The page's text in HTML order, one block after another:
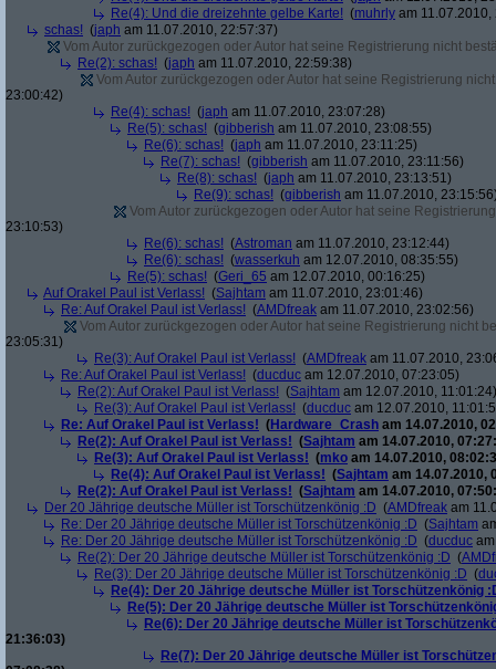
Re(4): Und die dreizehnte gelbe Karte! (muhrly am 11.07.2010,
schas! (japh am 11.07.2010, 22:57:37)
Vom Autor zurückgezogen oder Autor hat seine Registrierung nicht
Re(2): schas! (japh am 11.07.2010, 22:59:38)
Vom Autor zurückgezogen oder Autor hat seine Registrierung
23:00:42)
Re(4): schas! (japh am 11.07.2010, 23:07:28)
Re(5): schas! (gibberish am 11.07.2010, 23:08:55)
Re(6): schas! (japh am 11.07.2010, 23:11:25)
Re(7): schas! (gibberish am 11.07.2010, 23:11:56)
Re(8): schas! (japh am 11.07.2010, 23:13:51)
Re(9): schas! (gibberish am 11.07.2010,
Vom Autor zurückgezogen oder Autor hat seine
23:10:53)
Re(6): schas! (Astroman am 11.07.2010, 23:12:44)
Re(6): schas! (wasserkuh am 12.07.2010, 08:35:55)
Re(5): schas! (Geri_65 am 12.07.2010, 00:16:25)
Auf Orakel Paul ist Verlass! (Sajhtam am 11.07.2010, 23:01:46)
Re: Auf Orakel Paul ist Verlass! (AMDfreak am 11.07.2010, 23:02:56)
Vom Autor zurückgezogen oder Autor hat seine Registrierung nicht
23:05:31)
Re(3): Auf Orakel Paul ist Verlass! (AMDfreak am 11.07.2010,
Re: Auf Orakel Paul ist Verlass! (ducduc am 12.07.2010, 07:23:05)
Re(2): Auf Orakel Paul ist Verlass! (Sajhtam am 12.07.2010, 11:01:24)
Re(3): Auf Orakel Paul ist Verlass! (ducduc am 12.07.2010,
Re: Auf Orakel Paul ist Verlass! (Hardware_Crash am 14.07.2010,
Re(2): Auf Orakel Paul ist Verlass! (Sajhtam am 14.07.2010,
Re(3): Auf Orakel Paul ist Verlass! (mko am 14.07.2010,
Re(4): Auf Orakel Paul ist Verlass! (Sajhtam am 14.07.2010,
Re(2): Auf Orakel Paul ist Verlass! (Sajhtam am 14.07.2010,
Der 20 Jährige deutsche Müller ist Torschützenkönig :D (AMDfreak am
Re: Der 20 Jährige deutsche Müller ist Torschützenkönig :D (Sajhtam
Re: Der 20 Jährige deutsche Müller ist Torschützenkönig :D (ducduc
Re(2): Der 20 Jährige deutsche Müller ist Torschützenkönig :D (
Re(3): Der 20 Jährige deutsche Müller ist Torschützenkönig :D (
Re(4): Der 20 Jährige deutsche Müller ist Torschützenkönig
Re(5): Der 20 Jährige deutsche Müller ist
Re(6): Der 20 Jährige deutsche Müller ist
21:36:03)
Re(7): Der 20 Jährige deutsche Müller ist